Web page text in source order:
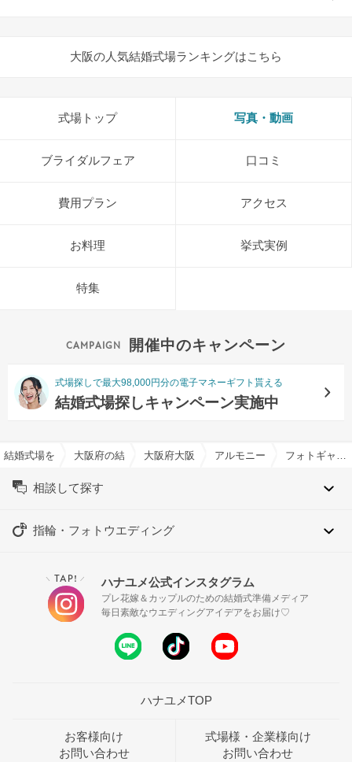
大阪の人気結婚式場ランキングはこちら
式場トップ 写真・動画
ブライダルフェア 口コミ
費用プラン アクセス
お料理 挙式実例
特集
開催中のキャンペーン
式場探しで最大98,000円分の電子マネーギフト貰える
結婚式場探しキャンペーン実施中
結婚式場を探すならハナユメ
大阪府の結婚式場一覧大阪府大阪市の結婚式場一覧アルモニーアンブラッセ ウ
相談して探す
指輪・フォトウエディング
＼ TAP! ／ ハナユメ公式インスタグラム
プレ花嫁＆カップルのための結婚式準備メディア
毎日素敵なウエディングアイデアをお届け♡
ハナユメTOP
お客様向け
お問い合わせ
式場様・企業様向け
お問い合わせ